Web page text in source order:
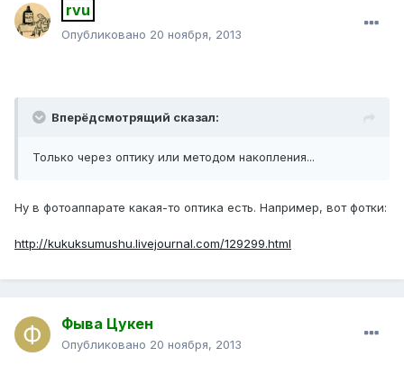
rvu
Опубликовано 20 ноября, 2013
Вперёдсмотрящий сказал:
Только через оптику или методом накопления...
Ну в фотоаппарате какая-то оптика есть. Например, вот фотки:
http://kukuksumushu.livejournal.com/129299.html
Фыва Цукен
Опубликовано 20 ноября, 2013